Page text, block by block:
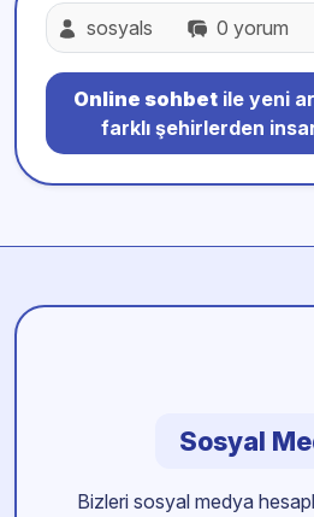
sosyals 0 yorum
Online sohbetile yeni
farklı şehirlerden
Sosyal
Bizleri sosyal medya